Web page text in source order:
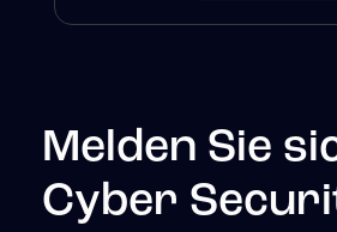
Melden Sie
Cyber